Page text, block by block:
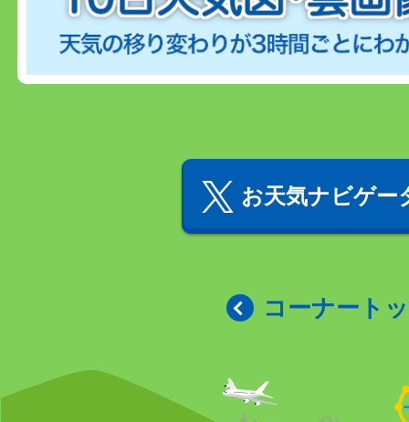
お天気ナビゲー
コーナート